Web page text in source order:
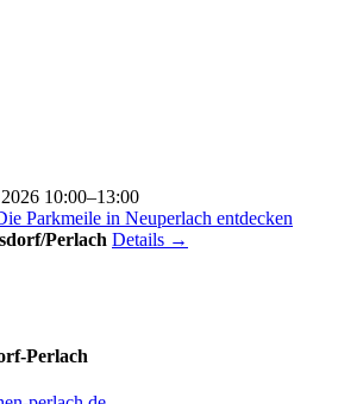
10:00–13:00
Parkmeile in Neuperlach entdecken
Perlach Details →
Perlach